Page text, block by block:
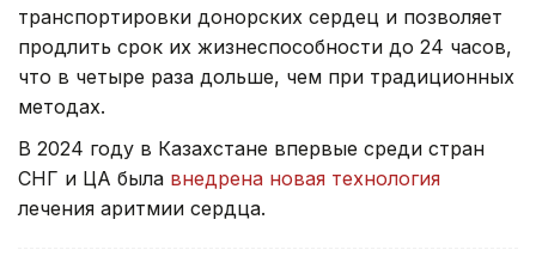
транспортировки донорских сердец и позволяет
продлить срок их жизнеспособности до 24 часов,
что в четыре раза дольше, чем при традиционных
методах.
В 2024 году в Казахстане впервые среди стран
СНГ и ЦА была внедрена новая технология
лечения аритмии сердца.